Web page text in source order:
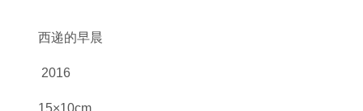
西递的早晨
2016